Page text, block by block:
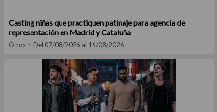
Casting niñas que practiquen patinaje para agencia de
representación en Madrid y Cataluña
Otros Del 07/08/2026 al 16/08/2026